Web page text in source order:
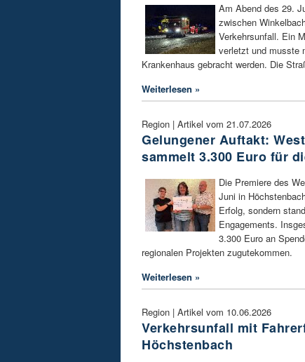
Am Abend des 29.
zwischen
Verkehrsunfall. Ein
verletzt und musste
Krankenhaus gebracht werden. Die
Weiterlesen »
Region | Artikel vom 21.07.2026
Gelungener Auftakt:
sammelt 3.300 Euro für
Die Premiere des
Juni in
Erfolg, sondern
Engagements.
3.300 Euro an
regionalen Projekten zugutekommen.
Weiterlesen »
Region | Artikel vom 10.06.2026
Verkehrsunfall mit
Höchstenbach